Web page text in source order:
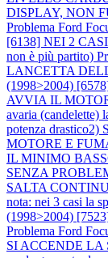
DISPLAY, NON
Problema Ford
[6138] NEI 2 CASI
non è più partito)
LANCETTA
(1998>2004)
AVVIA IL
avaria (candelette)
potenza
MOTORE E
IL MINIMO
SENZA
SALTA
nota: nei 3 casi la
(1998>2004)
Problema Ford
SI ACCENDE LA